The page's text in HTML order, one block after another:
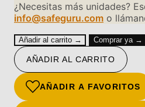
¿Necesitas más unidades?
info@safeguru.com o
Añadir al carrito → Comprar ya →
AÑADIR AL CARRITO
AÑADIR A FAVORITOS